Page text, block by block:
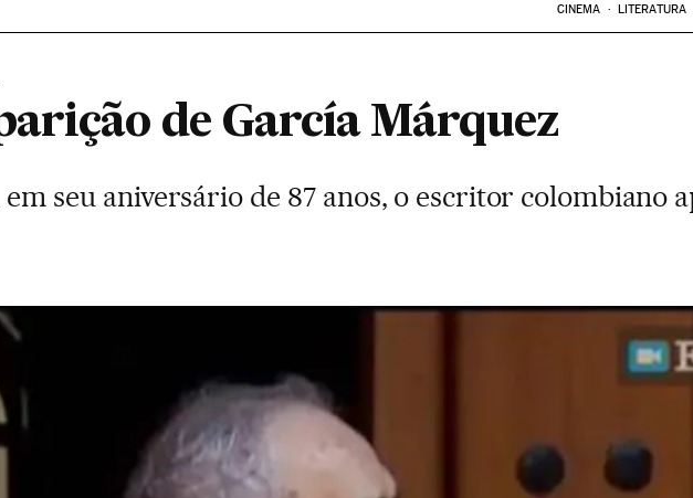
CINEMA LITERATURA
de García Márquez
seu aniversário de 87 anos, o escritor colombiano